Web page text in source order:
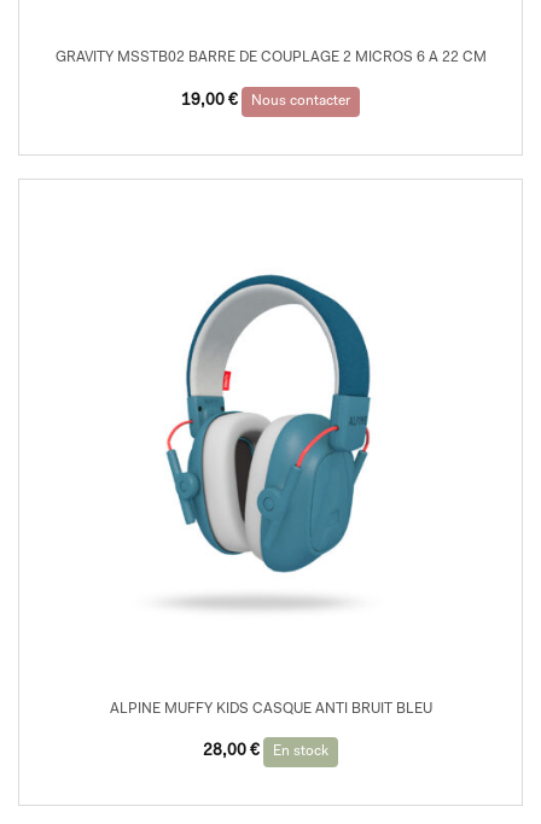
GRAVITY MSSTB02 BARRE DE COUPLAGE 2 MICROS 6 A 22 CM
19,00 € Nous contacter
ALPINE MUFFY KIDS CASQUE ANTI BRUIT BLEU
28,00 € En stock